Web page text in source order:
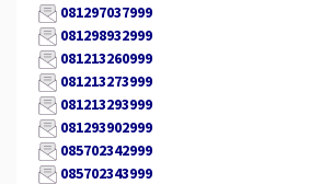
081297037999
081298932999
081213260999
081213273999
081213293999
081293902999
085702342999
085702343999